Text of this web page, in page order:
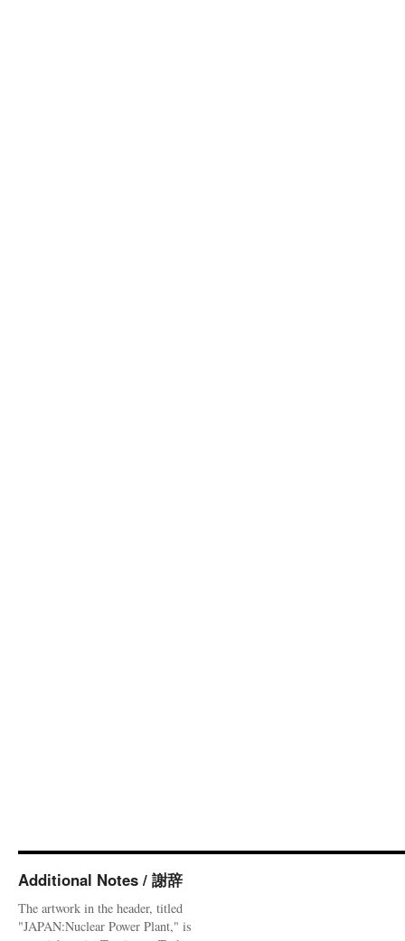
Additional Notes / 謝辞
The artwork in the header, titled
"JAPAN:Nuclear Power Plant," is